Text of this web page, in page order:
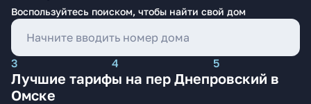
Воспользуйтесь поиском, чтобы найти свой дом
3 4 5
Лучшие тарифы на пер Днепровский в
Омске